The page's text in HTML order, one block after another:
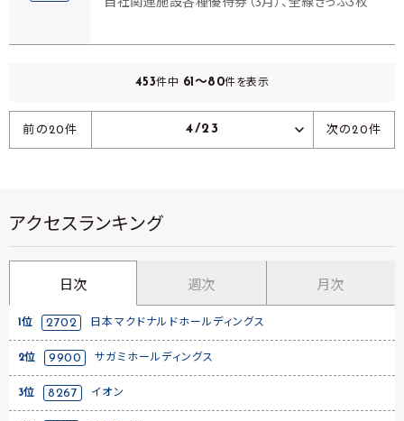
自社関連施設各種優待券（3月）、全線きっぷ3枚
453件中 61～80件を表示
前の20件 4/23 次の20件
アクセスランキング
日次 週次 月次
1位 2702 日本マクドナルドホールディングス
2位 9900 サガミホールディングス
3位 8267 イオン